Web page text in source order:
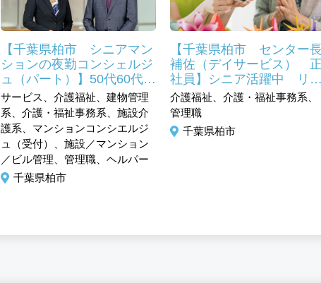
【千葉県柏市 シニアマン
ションの夜勤コンシェルジ
ュ（パート）】50代60代歓
迎 接客、販売経験者活躍
中
サービス、介護福祉、建物管理
系、介護・福祉事務系、施設介
護系、マンションコンシエルジ
ュ（受付）、施設／マンション
／ビル管理、管理職、ヘルパー
千葉県柏市
【千葉県柏市 センター
補佐（デイサービス）
社員】シニア活躍中 リ
レッシュ休暇あり
介護福祉、介護・福祉事務系、
管理職
千葉県柏市